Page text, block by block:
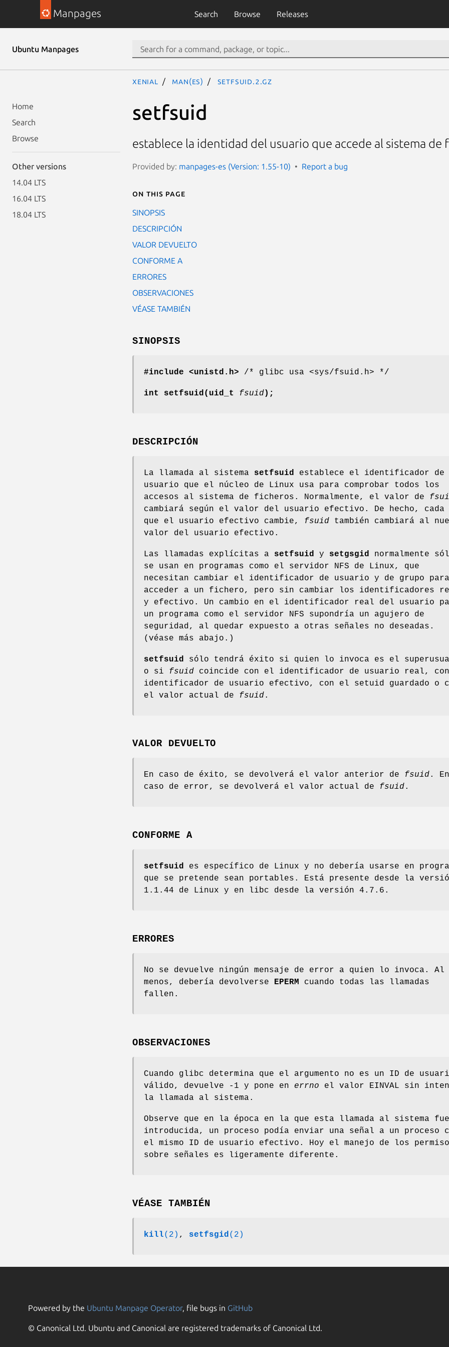
Manpages Search Browse Releases
Ubuntu Manpages
Home
Search
Browse
Other versions
14.04 LTS
16.04 LTS
18.04 LTS
xenial man(es) setfsuid.2.gz
setfsuid
establece la identidad del usuario que accede al sistema de
Provided by: manpages-es (Version: 1.55-10) Report a bug
On this page
SINOPSIS
DESCRIPCIÓN
VALOR DEVUELTO
CONFORME A
ERRORES
OBSERVACIONES
VÉASE TAMBIÉN
SINOPSIS
#include <unistd.h> /* glibc usa <sys/fsuid.h> */
int setfsuid(uid_t fsuid);
DESCRIPCIÓN
La llamada al sistema setfsuid
establece el identificador de
usuario que el núcleo de Linux usa para comprobar todos los
accesos al sistema de ficheros. Normalmente, el valor de
cambiará según el valor del usuario efectivo. De hecho, cada
que el usuario efectivo cambie, fsuid también cambiará al
valor del usuario efectivo.
Las llamadas explícitas a setfsuid y setgsgid
normalmente
se usan en programas como el servidor NFS de Linux, que
necesitan cambiar el identificador de usuario y de grupo para
acceder a un fichero, pero sin cambiar los identificadores
y efectivo. Un cambio en el identificador real del usuario
un programa como el servidor NFS supondría un agujero de
seguridad, al quedar expuesto a otras señales no deseadas.
(véase más abajo.)
setfsuid
sólo tendrá éxito si quien lo invoca es el
o si fsuid coincide con el identificador de usuario real,
identificador de usuario efectivo, con el setuid guardado o
el valor actual de fsuid.
VALOR DEVUELTO
En caso de éxito, se devolverá el valor anterior de fsuid. En
caso de error, se devolverá el valor actual de fsuid.
CONFORME A
setfsuid es específico de Linux y no debería usarse en
que se pretende sean portables. Está presente desde la
1.1.44 de Linux y en libc desde la versión 4.7.6.
ERRORES
No se devuelve ningún mensaje de error a quien lo invoca. Al
menos, debería devolverse EPERM cuando todas las llamadas
fallen.
OBSERVACIONES
Cuando glibc determina que el argumento no es un ID de
válido, devuelve -1 y pone en errno el valor EINVAL sin
la llamada al sistema.
Observe que en la época en la que esta llamada al sistema fue
introducida, un proceso podía enviar una señal a un proceso
el mismo ID de usuario efectivo. Hoy el manejo de los
sobre señales es ligeramente diferente.
VÉASE TAMBIÉN
kill(2) , setfsgid (2)
Powered by the Ubuntu Manpage Operator, file bugs in GitHub
© Canonical Ltd. Ubuntu and Canonical are registered trademarks of Canonical Ltd.